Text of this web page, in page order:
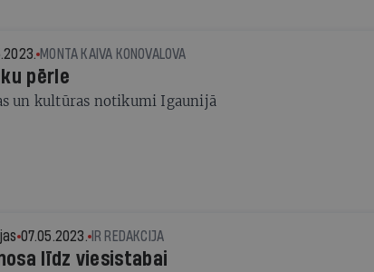
MONTA KAIVA KONOVALOVA
pērle
un kultūras notikumi Igaunijā
07.05.2023. IR REDAKCIJA
līdz viesistabai